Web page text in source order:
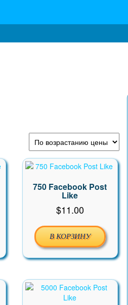
750 Facebook Post
Like
$11.00
В КОРЗИНУ